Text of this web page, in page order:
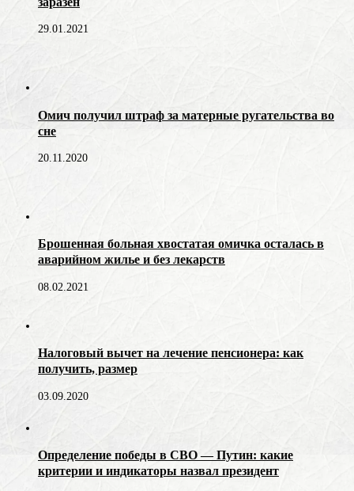
29.01.2021
Омич получил штраф за матерные ругательства во
сне
20.11.2020
Брошенная больная хвостатая омичка осталась в
аварийном жилье и без лекарств
08.02.2021
Налоговый вычет на лечение пенсионера: как
получить, размер
03.09.2020
Определение победы в СВО — Путин: какие
критерии и индикаторы назвал президент